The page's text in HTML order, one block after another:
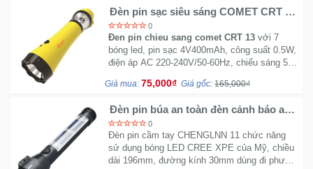
Đèn pin sạc siêu sáng COMET CRT 13
- Công nghệ Led
0
Đen pin chieu sang comet CRT 13 với 7
bóng led, pin sạc 4V400mAh, công suất 0.5W,
điện áp AC 220-240V/50-60Hz, chiếu sáng 5
Giá mua: 75,000₫ Giá gốc: 165,000₫
Đèn pin búa an toàn đèn cảnh báo an
toàn
0
Đèn pin cầm tay CHENGLNN 11 chức năng
sử dụng bóng LED CREE XPE của Mỹ, chiều
dài 196mm, đường kính 30mm dùng đi phượt,